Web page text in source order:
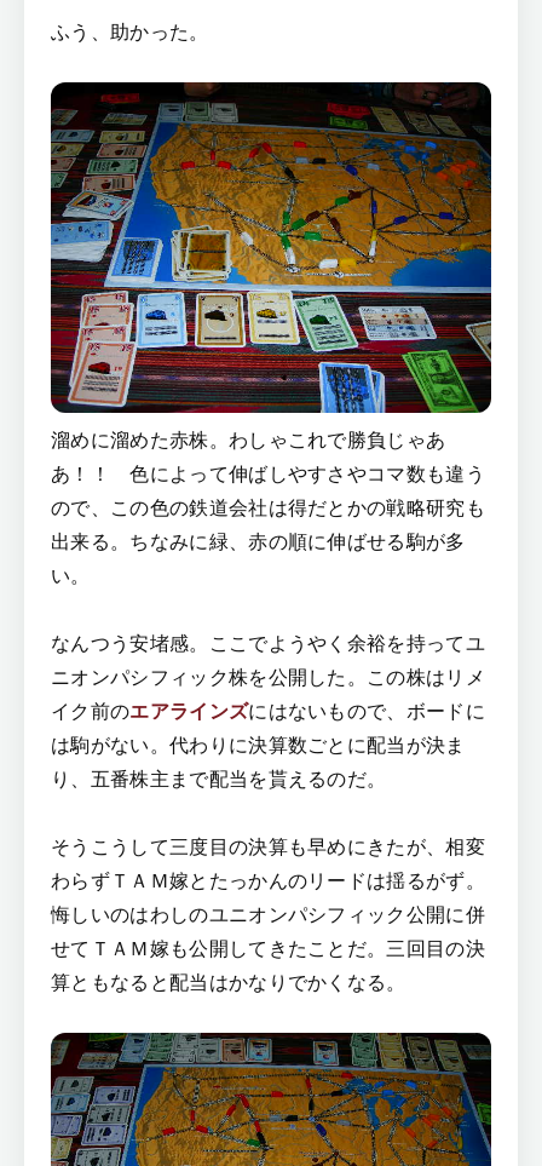
ふう、助かった。
溜めに溜めた赤株。わしゃこれで勝負じゃあ
あ！！ 色によって伸ばしやすさやコマ数も違う
ので、この色の鉄道会社は得だとかの戦略研究も
出来る。ちなみに緑、赤の順に伸ばせる駒が多
い。
なんつう安堵感。ここでようやく余裕を持ってユ
ニオンパシフィック株を公開した。この株はリメ
イク前のエアラインズにはないもので、ボードに
は駒がない。代わりに決算数ごとに配当が決ま
り、五番株主まで配当を貰えるのだ。
そうこうして三度目の決算も早めにきたが、相変
わらずＴＡＭ嫁とたっかんのリードは揺るがず。
悔しいのはわしのユニオンパシフィック公開に併
せてＴＡＭ嫁も公開してきたことだ。三回目の決
算ともなると配当はかなりでかくなる。